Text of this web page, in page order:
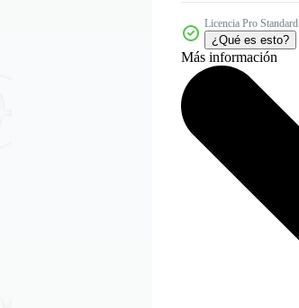
Licencia Pro Standard
¿Qué es esto?
Más información